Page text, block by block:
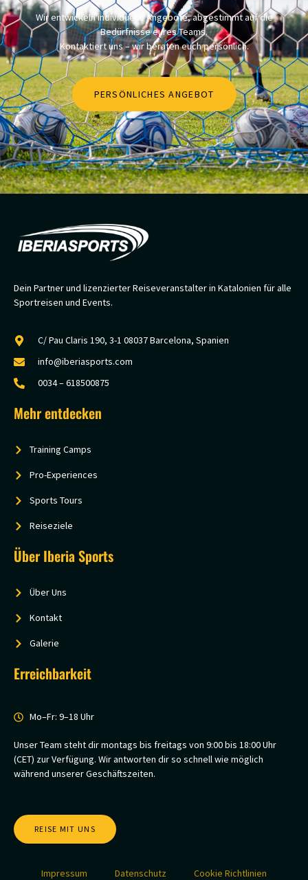
Wir entwickeln individuelle Angebote, abgestimmt auf die
Bedürfnisse eures Teams.
Kontaktiert uns – wir beraten euch persönlich.
PERSÖNLICHES ANGEBOT
Dein Partner und lizenzierter Reiseveranstalter in Katalonien für alle
Sportreisen und Events.
C/ Pau Claris 190, 3-1 08037 Barcelona, Spanien
info@iberiasports.com
0034 – 618500875
Mehr entdecken
Training Camps
Pro-Experiences
Sports Tours
Reiseziele
Über Iberia Sports
Über Uns
Kontakt
Galerie
Erreichbarkeit
Mo–Fr: 9–18 Uhr
Unser Team steht dir montags bis freitags von 9:00 bis 18:00 Uhr
(CET) zur Verfügung. Wir antworten dir so schnell wie möglich
während unserer Geschäftszeiten.
REISE MIT UNS
Impressum Datenschutz Cookie Richtlinien